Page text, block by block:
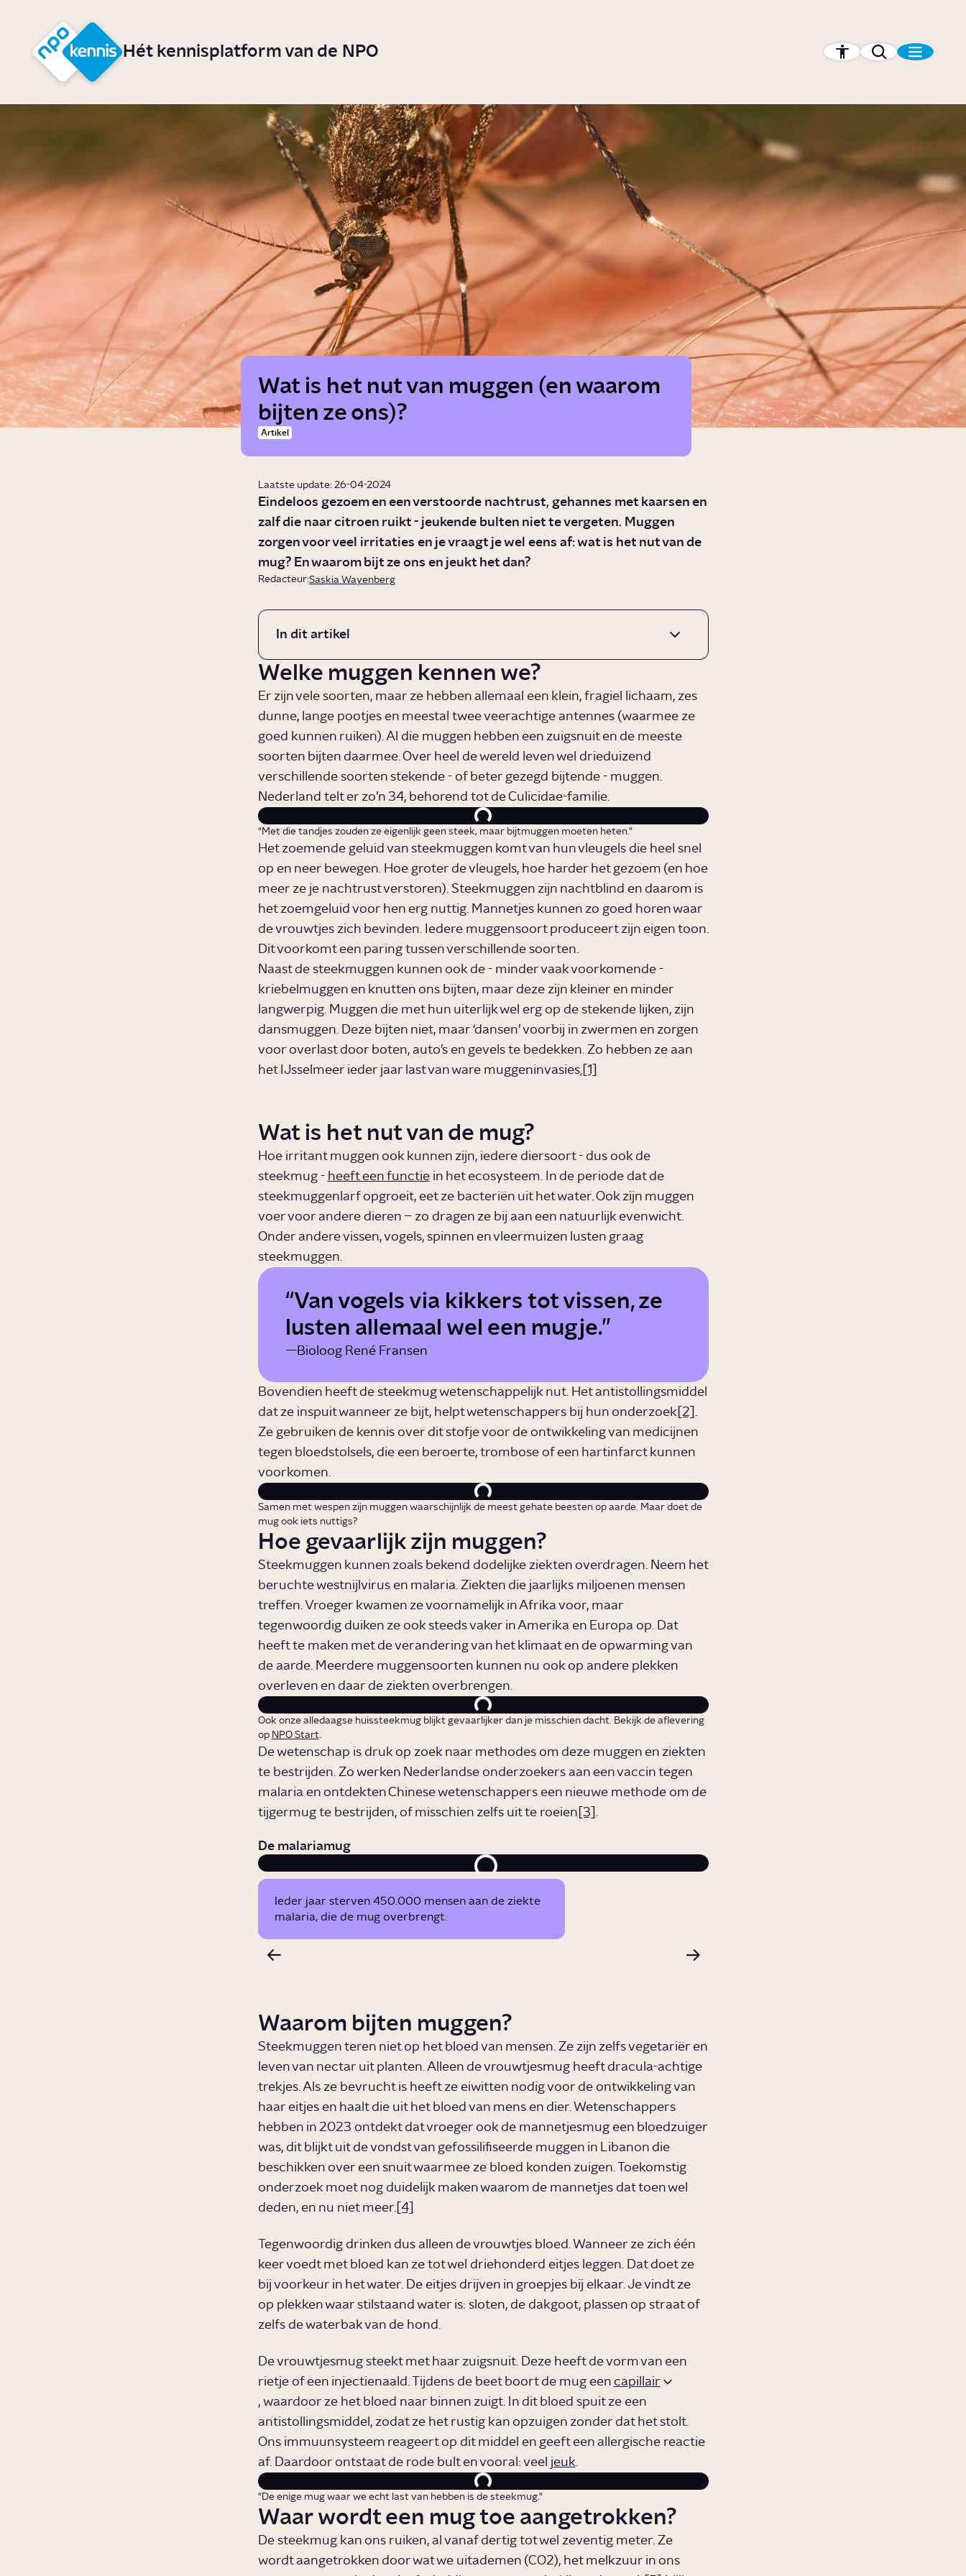
Hét kennisplatform van de NPO
Wat is het nut van muggen (en waarom
bijten ze ons)?
Artikel
Laatste update: 26-04-2024
Eindeloos gezoem en een verstoorde nachtrust, gehannes met kaarsen en
zalf die naar citroen ruikt - jeukende bulten niet te vergeten. Muggen
zorgen voor veel irritaties en je vraagt je wel eens af: wat is het nut van de
mug? En waarom bijt ze ons en jeukt het dan?
Redacteur:Saskia Wayenberg
In dit artikel
Welke muggen kennen we?
Er zijn vele soorten, maar ze hebben allemaal een klein, fragiel lichaam, zes
dunne, lange pootjes en meestal twee veerachtige antennes (waarmee ze
goed kunnen ruiken). Al die muggen hebben een zuigsnuit en de meeste
soorten bijten daarmee. Over heel de wereld leven wel drieduizend
verschillende soorten stekende - of beter gezegd bijtende - muggen.
Nederland telt er zo’n 34, behorend tot de Culicidae-familie.
"Met die tandjes zouden ze eigenlijk geen steek, maar bijtmuggen moeten heten."
Het zoemende geluid van steekmuggen komt van hun vleugels die heel snel
op en neer bewegen. Hoe groter de vleugels, hoe harder het gezoem (en hoe
meer ze je nachtrust verstoren). Steekmuggen zijn nachtblind en daarom is
het zoemgeluid voor hen erg nuttig. Mannetjes kunnen zo goed horen waar
de vrouwtjes zich bevinden. Iedere muggensoort produceert zijn eigen toon.
Dit voorkomt een paring tussen verschillende soorten.
Naast de steekmuggen kunnen ook de - minder vaak voorkomende -
kriebelmuggen en knutten ons bijten, maar deze zijn kleiner en minder
langwerpig. Muggen die met hun uiterlijk wel erg op de stekende lijken, zijn
dansmuggen. Deze bijten niet, maar ‘dansen’ voorbij in zwermen en zorgen
voor overlast door boten, auto’s en gevels te bedekken. Zo hebben ze aan
het IJsselmeer ieder jaar last van ware muggeninvasies.[1]
Wat is het nut van de mug?
Hoe irritant muggen ook kunnen zijn, iedere diersoort - dus ook de
steekmug - heeft een functiein het ecosysteem. In de periode dat de
steekmuggenlarf opgroeit, eet ze bacteriën uit het water. Ook zijn muggen
voer voor andere dieren – zo dragen ze bij aan een natuurlijk evenwicht.
Onder andere vissen, vogels, spinnen en vleermuizen lusten graag
steekmuggen.
Van vogels via kikkers tot vissen, ze
lusten allemaal wel een mugje.
Bioloog René Fransen
Bovendien heeft de steekmug wetenschappelijk nut. Het antistollingsmiddel
dat ze inspuit wanneer ze bijt, helpt wetenschappers bij hun onderzoek[2] .
Ze gebruiken de kennis over dit stofje voor de ontwikkeling van medicijnen
tegen bloedstolsels, die een beroerte, trombose of een hartinfarct kunnen
voorkomen.
Samen met wespen zijn muggen waarschijnlijk de meest gehate beesten op aarde. Maar doet de
mug ook iets nuttigs?
Hoe gevaarlijk zijn muggen?
Steekmuggen kunnen zoals bekend dodelijke ziekten overdragen. Neem het
beruchte westnijlvirus en malaria. Ziekten die jaarlijks miljoenen mensen
treffen. Vroeger kwamen ze voornamelijk in Afrika voor, maar
tegenwoordig duiken ze ook steeds vaker in Amerika en Europa op. Dat
heeft te maken met de verandering van het klimaat en de opwarming van
de aarde. Meerdere muggensoorten kunnen nu ook op andere plekken
overleven en daar de ziekten overbrengen.
Ook onze alledaagse huissteekmug blijkt gevaarlijker dan je misschien dacht. Bekijk de aflevering
op NPO Start.
De wetenschap is druk op zoek naar methodes om deze muggen en ziekten
te bestrijden. Zo werken Nederlandse onderzoekers aan een vaccin tegen
malaria en ontdekten Chinese wetenschappers een nieuwe methode om de
tijgermug te bestrijden, of misschien zelfs uit te roeien [3] .
De malariamug
Ieder jaar sterven 450.000 mensen aan de ziekte
malaria, die de mug overbrengt.
Waarom bijten muggen?
Steekmuggen teren niet op het bloed van mensen. Ze zijn zelfs vegetariër en
leven van nectar uit planten. Alleen de vrouwtjesmug heeft dracula-achtige
trekjes. Als ze bevrucht is heeft ze eiwitten nodig voor de ontwikkeling van
haar eitjes en haalt die uit het bloed van mens en dier. Wetenschappers
hebben in 2023 ontdekt dat vroeger ook de mannetjesmug een bloedzuiger
was, dit blijkt uit de vondst van gefossilifiseerde muggen in Libanon die
beschikken over een snuit waarmee ze bloed konden zuigen. Toekomstig
onderzoek moet nog duidelijk maken waarom de mannetjes dat toen wel
deden, en nu niet meer.[4]
Tegenwoordig drinken dus alleen de vrouwtjes bloed. Wanneer ze zich één
keer voedt met bloed kan ze tot wel driehonderd eitjes leggen. Dat doet ze
bij voorkeur in het water. De eitjes drijven in groepjes bij elkaar. Je vindt ze
op plekken waar stilstaand water is: sloten, de dakgoot, plassen op straat of
zelfs de waterbak van de hond.
De vrouwtjesmug steekt met haar zuigsnuit. Deze heeft de vorm van een
rietje of een injectienaald. Tijdens de beet boort de mug een capillair
, waardoor ze het bloed naar binnen zuigt. In dit bloed spuit ze een
antistollingsmiddel, zodat ze het rustig kan opzuigen zonder dat het stolt.
Ons immuunsysteem reageert op dit middel en geeft een allergische reactie
af. Daardoor ontstaat de rode bult en vooral: veel jeuk.
"De enige mug waar we echt last van hebben is de steekmug."
Waar wordt een mug toe aangetrokken?
De steekmug kan ons ruiken, al vanaf dertig tot wel zeventig meter. Ze
wordt aangetrokken door wat we uitademen (CO2), het melkzuur in ons